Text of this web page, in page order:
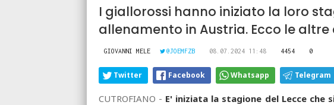
I giallorossi hanno iniziato la loro
allenamento in Austria. Ecco le
GIOVANNI MELE @JOEMFZB 08.07.2024 11:48 4454 0
Twitter Facebook Whatsapp Telegram
CUTROFIANO - E' iniziata la stagione del Lecce che